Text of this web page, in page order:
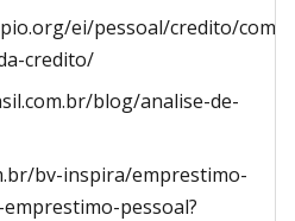
ei/pessoal/credito/como-
credito/
blog/analise-de-
bv-inspira/emprestimo-
pessoal?